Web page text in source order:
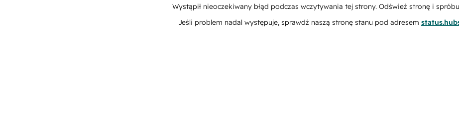
Wystąpił nieoczekiwany błąd podczas wczytywania tej strony. Odśwież stronę i
Jeśli problem nadal występuje, sprawdź naszą stronę stanu pod adresem